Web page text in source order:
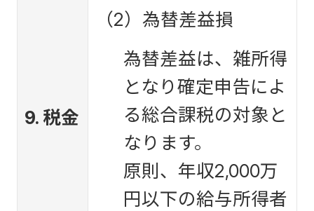
9. 税金
（2）為替差益損
為替差益は、雑所得
となり確定申告によ
る総合課税の対象と
なります。
原則、年収2,000万
円以下の給与所得者